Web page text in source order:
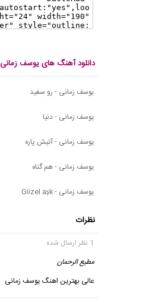
دانلود آهنگ های یوسف زمانی
یوسف زمانی - رو سفید
یوسف زمانی - دنیا
یوسف زمانی - آتیش پاره
یوسف زمانی - هم گناه
یوسف زمانی - Güzel aşk
نظرات
1 نظر ارسال شده
مطیع الرحمان
عالی بهترین اهنگ یوسف زمانی